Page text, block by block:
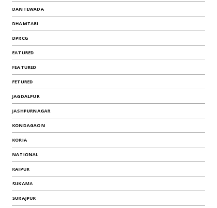
DANTEWADA
DHAMTARI
DPRCG
EATURED
FEATURED
FETURED
JAGDALPUR
JASHPURNAGAR
KONDAGAON
KORIA
NATIONAL
RAIPUR
SUKAMA
SURAJPUR